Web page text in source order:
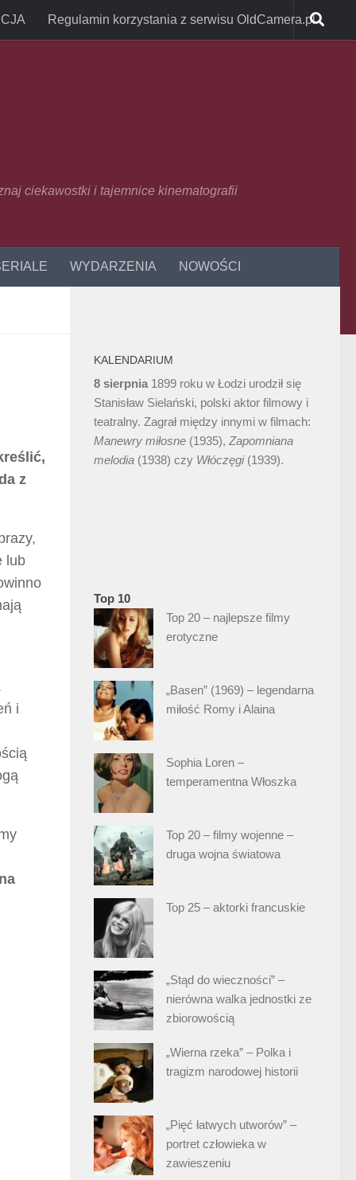
Regulamin korzystania z serwisu OldCamera.pl
ciekawostki i tajemnice kinematografii
WYDARZENIA NOWOŚCI
z
lub
i
KALENDARIUM
8 sierpnia 1899 roku w Łodzi urodził się
Stanisław Sielański, polski aktor filmowy i
teatralny. Zagrał między innymi w filmach:
Manewry miłosne (1935), Zapomniana
melodia (1938) czy Włóczęgi(1939).
Top 10
Top 20 – najlepsze filmy
erotyczne
„Basen” (1969) – legendarna
miłość Romy i Alaina
Sophia Loren –
temperamentna Włoszka
Top 20 – filmy wojenne –
druga wojna światowa
Top 25 – aktorki francuskie
„Stąd do wieczności” –
nierówna walka jednostki ze
zbiorowością
„Wierna rzeka” – Polka i
tragizm narodowej historii
„Pięć łatwych utworów” –
portret człowieka w
zawieszeniu